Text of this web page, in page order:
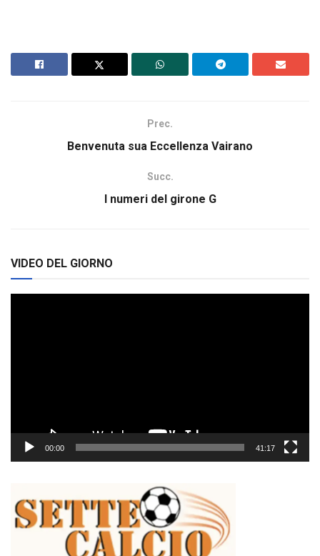
Prec.
Benvenuta sua Eccellenza Vairano
Succ.
I numeri del girone G
VIDEO DEL GIORNO
00:00 41:17